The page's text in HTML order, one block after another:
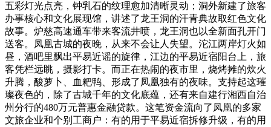
五彩灯光点亮，钟乳石的纹理愈加清晰灵动；洞外新建了旅客
办事核心和文化展现馆，讲述了龙王洞的汗青典故取红色文化
故事。炉慈高速通车带来客流井喷，龙王洞也以全新面孔开门
送客。凤凰古城的夜晚，从来不会让人失望。沱江两岸灯火如
昼，酒吧里飘出平易近谣的旋律，江边的平易近宿阳台上，旅
客凭栏远眺，摄影打卡。而正在热闹的夜市里，烧烤摊的炊火
升腾，酸萝卜、血粑鸭、形成了凤凰独有的夜味。支持起这璀
璨夜色的，除了古城千年的文化底蕴，还有来自建行湘西自治
州分行的480万元普惠金融贷款。这笔资金流向了凤凰的多家
文旅企业和个别工商户：有的用于平易近宿拆修升级，有的用